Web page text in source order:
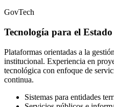
GovTech
Tecnología para el Estado
Plataformas orientadas a la
institucional. Experiencia en
tecnológica con enfoque de
continua.
Sistemas para entidades